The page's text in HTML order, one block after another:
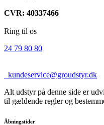
CVR: 40337466
Ring til os
24 79 80 80
kundeservice@groudstyr.dk
Alt udstyr på denne side er
til gældende regler og
Åbningstider